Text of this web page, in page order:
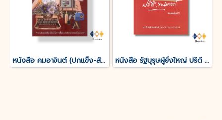
หนังสือ คมอาจินต์ (ปกแข็ง-สันโค้ง) หนังสือ รัฐบุรุษผู้ยิ่งใหญ่ ปรีดี พนมยงค์